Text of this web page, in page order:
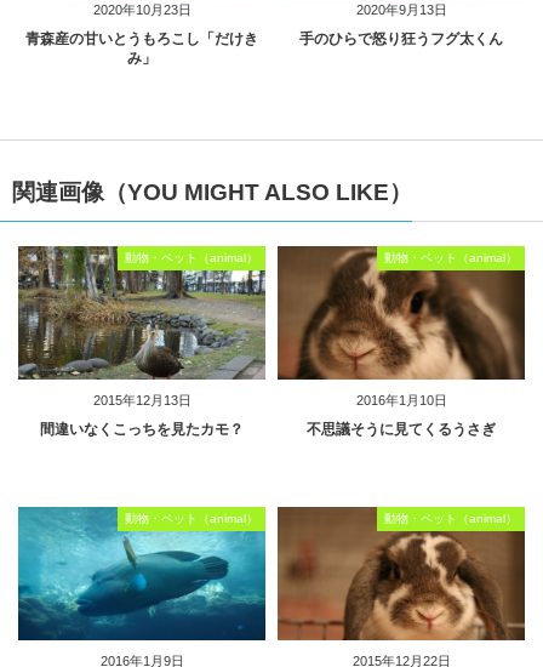
2020年10月23日
青森産の甘いとうもろこし「だけき
み」
2020年9月13日
手のひらで怒り狂うフグ太くん
関連画像（YOU MIGHT ALSO LIKE）
2015年12月13日
動物・ペット（animal）
間違いなくこっちを見たカモ？
2016年1月10日
動物・ペット（animal）
不思議そうに見てくるうさぎ
2016年1月9日
動物・ペット（animal）
2015年12月22日
動物・ペット（animal）